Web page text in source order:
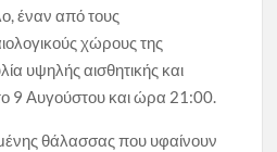
έναν από τους
χώρους της
υψηλής αισθητικής και
9 Αυγούστου και ώρα 21:00.
θάλασσας που υφαίνουν